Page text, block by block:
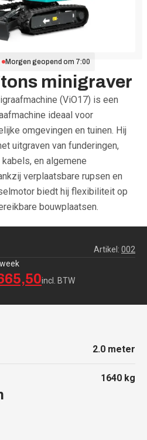
Morgen geopend om 7:00
minigraver
(ViO17) is een
ideaal voor
omgevingen en tuinen. Hij
uitgraven van funderingen,
en algemene
verplaatsbare rupsen en
biedt hij flexibiliteit op
bouwplaatsen.
Artikel: 002
incl. BTW
2.0 meter
1640 kg